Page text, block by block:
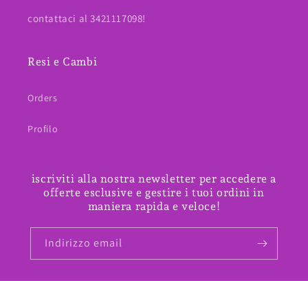
contattaci al 3421117098!
Resi e Cambi
Orders
Profilo
iscriviti alla nostra newsletter per accedere a
offerte esclusive e gestire i tuoi ordini in
maniera rapida e veloce!
Indirizzo email